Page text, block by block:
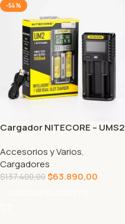
-54%
Cargador NITECORE – UMS2
Accesorios y Varios,
Cargadores
$137.400,00$63.890,00